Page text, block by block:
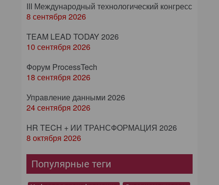
III Международный технологический конгресс
8 сентября 2026
TEAM LEAD TODAY 2026
10 сентября 2026
Форум ProcessTech
18 сентября 2026
Управление данными 2026
24 сентября 2026
HR TECH + ИИ ТРАНСФОРМАЦИЯ 2026
8 октября 2026
Популярные теги